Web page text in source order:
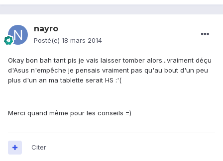
nayro
Posté(e) 18 mars 2014
Okay bon bah tant pis je vais laisser tomber alors...vraiment déçu
d'Asus n'empêche je pensais vraiment pas qu'au bout d'un peu
plus d'un an ma tablette serait HS :'(
Merci quand même pour les conseils =)
Citer